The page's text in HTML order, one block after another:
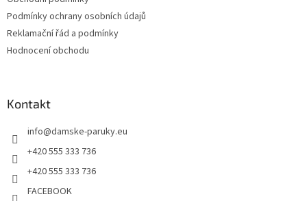
Podmínky ochrany osobních údajů
Reklamační řád a podmínky
Hodnocení obchodu
Kontakt
info@damske-paruky.eu
+420 555 333 736
+420 555 333 736
FACEBOOK